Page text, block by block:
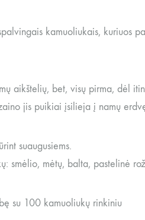
kamuoliukais, kuriuos
aikštelių, bet, visų pirma, dėl
jis puikiai įsilieja į namų
suaugusiems.
smėlio, mėtų, balta, pastelinė
su 100 kamuoliukų rinkiniu